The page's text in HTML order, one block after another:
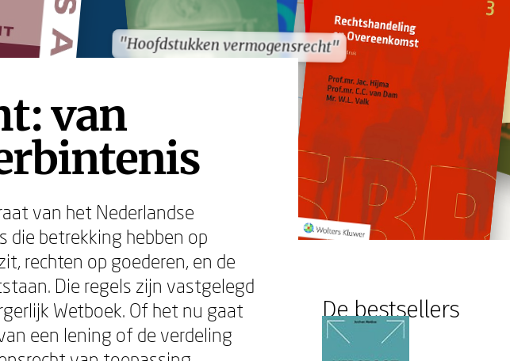
"Hoofdstukken vermogensrecht"
"Hoofdstukken vermogensrecht"
van
van het Nederlandse
die betrekking hebben op
rechten op goederen, en de
Die regels zijn vastgelegd
Wetboek. Of het nu gaat
een lening of de verdeling
De bestsellers